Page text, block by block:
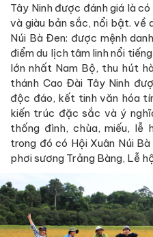
Tây Ninh được đánh giá là
và giàu bản sắc, nổi bật. về
Núi Bà Đen: được mệnh
điểm du lịch tâm linh nổi
lớn nhất Nam Bộ, thu hút
thánh Cao Đài Tây Ninh
độc đáo, kết tinh văn hóa
kiến trúc đặc sắc và ý
thống đình, chùa, miếu, lễ
trong đó có Hội Xuân Núi
phơi sương Trảng Bàng, Lễ